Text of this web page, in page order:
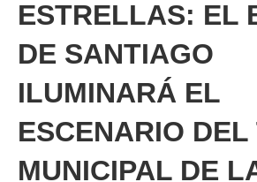
ESTRELLAS: EL
DE SANTIAGO
ILUMINARÁ EL
ESCENARIO DEL
MUNICIPAL DE